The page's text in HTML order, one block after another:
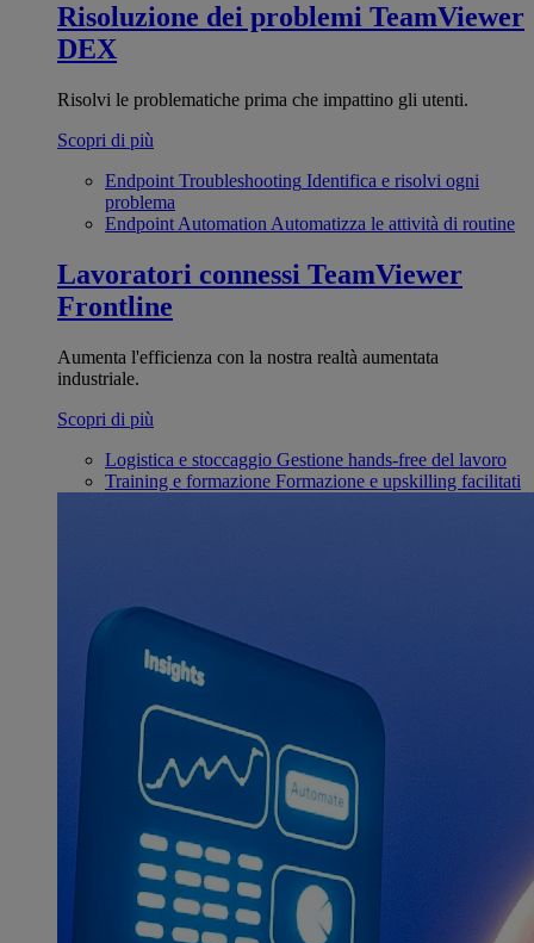
Risoluzione dei problemi TeamViewer
DEX
Risolvi le problematiche prima che impattino gli utenti.
Scopri di più
Endpoint Troubleshooting Identifica e risolvi ogni
problema
Endpoint Automation Automatizza le attività di routine
Lavoratori connessi TeamViewer
Frontline
Aumenta l'efficienza con la nostra realtà aumentata
industriale.
Scopri di più
Logistica e stoccaggio Gestione hands-free del lavoro
Training e formazione Formazione e upskilling facilitati